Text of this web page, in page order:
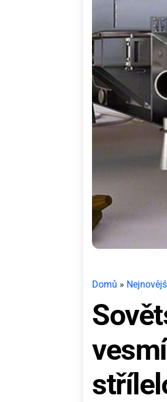
Domů »